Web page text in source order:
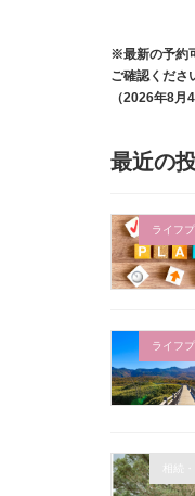
※最新の予約
ご確認くださ
（2026年8月
最近の
ライフ
ライフ